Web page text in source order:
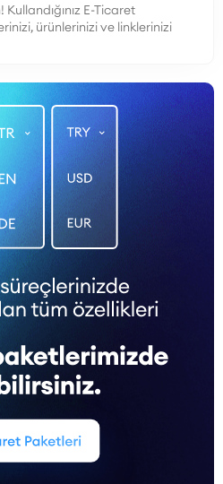
E-Ticaret
ürünlerinizi ve linklerinizi